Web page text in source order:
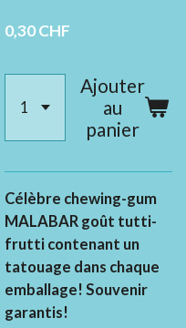
0,30 CHF
Ajouter
au
panier
Célèbre chewing-gum
MALABAR goût tutti-
frutti contenant un
tatouage dans chaque
emballage! Souvenir
garantis!